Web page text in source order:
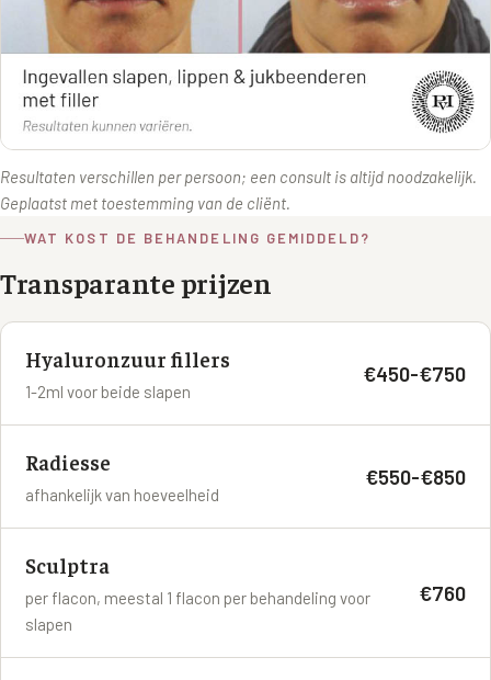
Resultaten verschillen per persoon; een consult is altijd noodzakelijk.
Geplaatst met toestemming van de cliënt.
WAT KOST DE BEHANDELING GEMIDDELD?
Transparante prijzen
Hyaluronzuur fillers
1-2ml voor beide slapen
€450-€750
Radiesse
afhankelijk van hoeveelheid
€550-€850
Sculptra
per flacon, meestal 1 flacon per behandeling voor
slapen
€760